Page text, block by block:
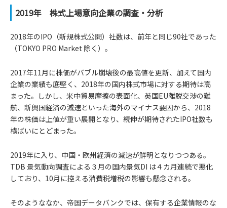
2019年 株式上場意向企業の調査・分析
2018年のIPO（新規株式公開）社数は、前年と同じ90社であった
（TOKYO PRO Market 除く）。
2017年11月に株価がバブル崩壊後の最高値を更新、加えて国内
企業の業績も底堅く、2018年の国内株式市場に対する期待は高
まった。しかし、米中貿易摩擦の表面化、英国EU離脱交渉の難
航、新興国経済の減速といった海外のマイナス要因から、2018
年の株価は上値が重い展開となり、続伸が期待されたIPO社数も
横ばいにとどまった。
2019年に入り、中国・欧州経済の減速が鮮明となりつつある。
TDB 景気動向調査による３月の国内景気DI は４カ月連続で悪化
しており、10月に控える消費税増税の影響も懸念される。
そのようななか、帝国データバンクでは、保有する企業情報のな